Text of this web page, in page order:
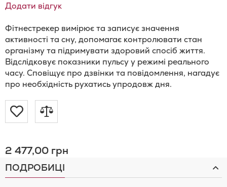
Додати відгук
Фітнестрекер вимірює та записує значення
активності та сну, допомагає контролювати стан
організму та підримувати здоровий спосіб життя.
Відслідковує показники пульсу у режимі реального
часу. Сповіщує про дзвінки та повідомлення, нагадує
про необхідність рухатись упродовж дня.
Додати
Списку
Бажань
Додати
порівняння
2 477,00 грн
ПОДРОБИЦІ